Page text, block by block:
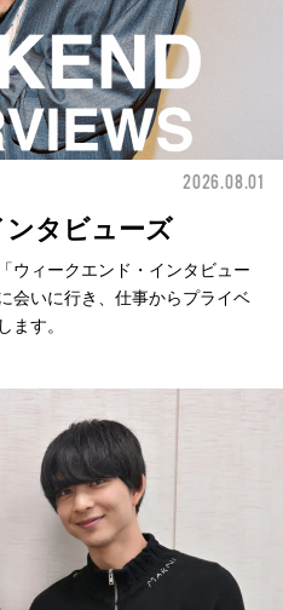
2026.08.01
タビューズ
ウィークエンド・インタビュー
会いに行き、仕事からプライベ
ます。